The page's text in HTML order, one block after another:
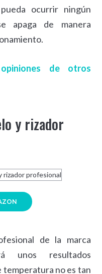
ocurrir ningún
apaga de manera
de otros
y rizador
de la marca
unos resultados
temperatura no es tan